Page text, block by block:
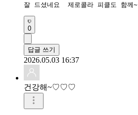
잘 드셨네요  제로콜라 피클도 함께~
0
답글 쓰기
2026.05.03 16:37
건강해~♡♡♡